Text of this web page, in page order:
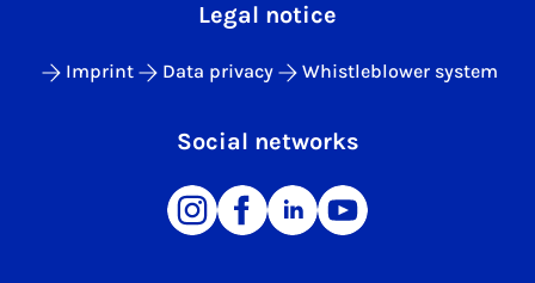
Legal notice
Imprint Data privacy Whistleblower system
Social networks